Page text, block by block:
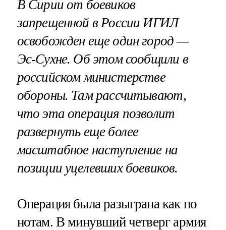
В Сирии от боевиков
запрещенной в России ИГИЛ
освобожден еще один город —
Эс-Сухне. Об этом сообщили в
российском министерстве
обороны. Там рассчитывают,
что эта операция позволит
развернуть еще более
масштабное наступление на
позиции уцелевших боевиков.
Операция была разыграна как по
нотам. В минувший четверг армия